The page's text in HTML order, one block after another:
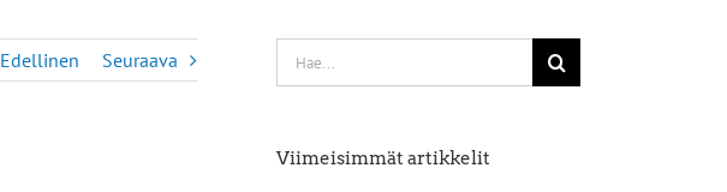
Edellinen Seuraava
Etsi
...
Viimeisimmät artikkelit